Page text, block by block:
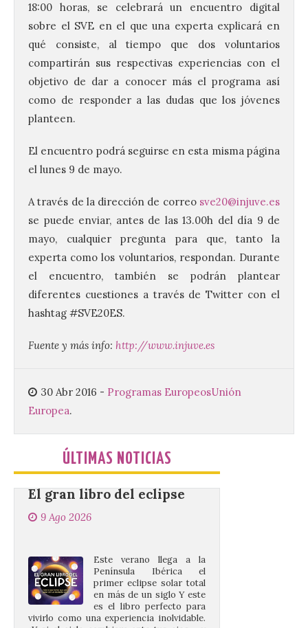
18:00 horas, se celebrará un encuentro digital
sobre el SVE en el que una experta explicará en
qué consiste, al tiempo que dos voluntarios
compartirán sus respectivas experiencias con el
objetivo de dar a conocer más el programa así
como de responder a las dudas que los jóvenes
planteen.
El encuentro podrá seguirse en esta misma página
el lunes 9 de mayo.
A través de la dirección de correo sve20@injuve.es
se puede enviar, antes de las 13.00h del día 9 de
mayo, cualquier pregunta para que, tanto la
experta como los voluntarios, respondan. Durante
el encuentro, también se podrán plantear
diferentes cuestiones a través de Twitter con el
hashtag #SVE20ES.
Fuente y más info: http://www.injuve.es
30 Abr 2016 - Programas EuropeosUnión
Europea.
ÚLTIMAS NOTICIAS
Brujería Fest Summer un
festival que se celebrará
el 11 de agosto en la
Bañeza
9 Ago 2026
El Ayuntamiento de La
Brujería Fest Summer
Edition, una nueva cita
Ayuntamiento de La Bañeza acogió el 4 de
agosto la presentación oficial del Brujería
Fest Summer […]
El gran libro del eclipse
9 Ago 2026
primer eclipse solar total
en más de un siglo Y este
es el libro perfecto para
vivirlo como una experiencia inolvidable.
¿Y si el cielo cambiara ante tus ojos… y
supieras exactamente por […]